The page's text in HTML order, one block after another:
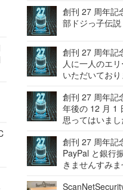
創刊 27 周年記
部ドジっ子伝説
創刊 27 周年記
人に一人のエ
いただいてお
創刊 27 周年記
年後の 12 月 1
思ってはいま
創刊 27 周年記
PayPal と銀行
きませんすみ